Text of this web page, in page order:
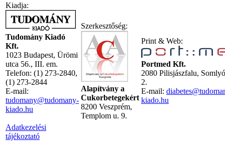
Kiadja:
Tudomány Kiadó
Kft.
1023 Budapest, Ürömi
utca 56., III. em.
Telefon: (1) 273-2840,
(1) 273-2844
E-mail:
tudomany@tudomany-
kiado.hu
Adatkezelési
tájékoztató
Szerkesztőség:
Alapítvány a
Cukorbetegekért
8200 Veszprém,
Templom u. 9.
Print & Web:
Portmed Kft.
2080 Pilisjászfalu,
2.
E-mail:
kiado.hu